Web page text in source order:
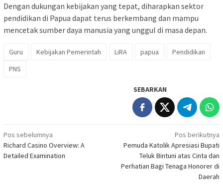
Dengan dukungan kebijakan yang tepat, diharapkan sektor
pendidikan di Papua dapat terus berkembang dan mampu
mencetak sumber daya manusia yang unggul di masa depan.
Guru Kebijakan Pemerintah LiRA papua
Pendidikan
PNS
SEBARKAN
Navigasi
pos
Pos sebelumnya
Richard Casino Overview: A
Detailed Examination
Pos berikutnya
Pemuda Katolik Apresiasi Bupati
Teluk Bintuni atas Cinta dan
Perhatian Bagi Tenaga Honorer di
Daerah